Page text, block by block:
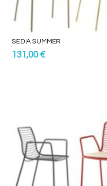
SEDIA SUMMER
131,00 €